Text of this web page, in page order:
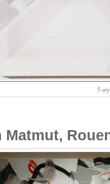
5-
Matmut,